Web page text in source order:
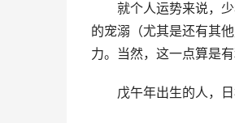
就个人运势来说，
的宠溺（尤其是还有其
力。当然，这一点算是
戊午年出生的人，